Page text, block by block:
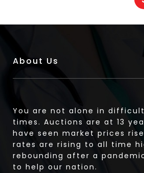
About Us
You are not alone in
times. Auctions are at 13
have seen market prices
rates are rising to all time
rebounding after a
to help our nation.